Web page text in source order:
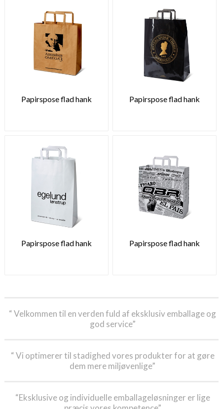
Papirspose flad hank Papirspose flad hank
Papirspose flad hank Papirspose flad hank
“ Velkommen til en verden fuld af eksklusiv emballage og
god service”
“ Vi optimerer til stadighed vores produkter for at gøre
dem mere miljøvenlige”
“Eksklusive og individuelle emballageløsninger er lige